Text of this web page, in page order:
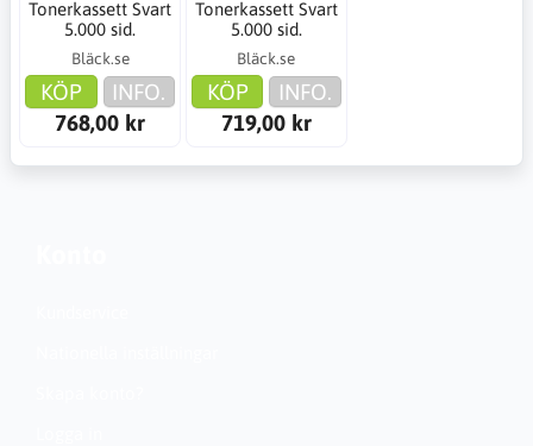
Tonerkassett Svart
5.000 sid.
Bläck.se
KÖP
INFO.
768,00 kr
Tonerkassett Svart
5.000 sid.
Bläck.se
KÖP
INFO.
719,00 kr